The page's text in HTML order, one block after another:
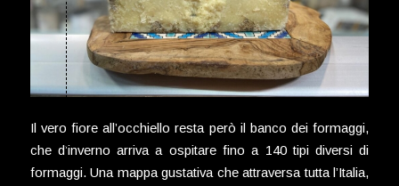
Il vero fiore all’occhiello resta però il banco dei formaggi,
che d’inverno arriva a ospitare fino a 140 tipi diversi di
formaggi. Una mappa gustativa che attraversa tutta l’Italia,